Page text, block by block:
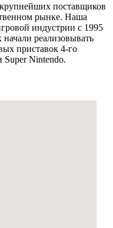
поставщиков
рынке. Наша
индустрии с 1995
реализовывать
приставок 4-го
Super Nintendo.